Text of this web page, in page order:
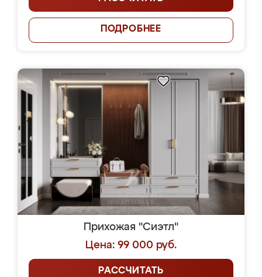
ПОДРОБНЕЕ
Прихожая "Сиэтл"
Цена: 99 000 руб.
РАССЧИТАТЬ